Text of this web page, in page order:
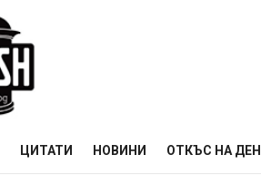
ЦИТАТИ НОВИНИ ОТКЪС НА